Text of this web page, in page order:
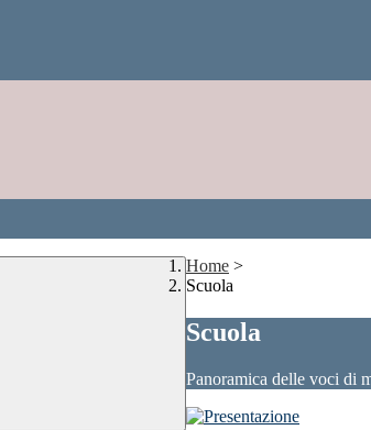
Home >
Scuola
Scuola
Panoramica delle voci di